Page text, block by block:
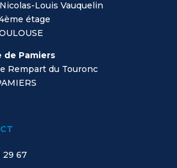
Louis Vauquelin
étage
de Pamiers
Rempart du Touronc
29 67